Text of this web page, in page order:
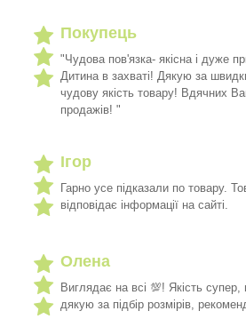
Покупець
"Чудова пов'язка- якісна і дуже
Дитина в захваті! Дякую за
чудову якість товару! Вдячних
продажів! "
Ігор
Гарно усе підказали по товару.
відповідає інформації на сайті.
Олена
Виглядає на всі 💯! Якість
дякую за підбір розмірів,